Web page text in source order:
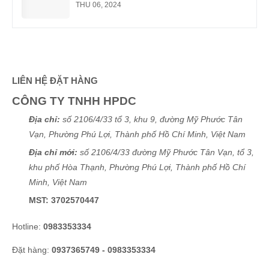
THU 06, 2024
LIÊN HỆ ĐẶT HÀNG
CÔNG TY TNHH HPDC
Địa chỉ: số 2106/4/33 tổ 3, khu 9, đường Mỹ Phước Tân
Vạn, Phường Phú Lợi, Thành phố Hồ Chí Minh, Việt Nam
Địa chỉ mới: số 2106/4/33 đường Mỹ Phước Tân Vạn, tổ 3,
khu phố Hòa Thạnh, Phường Phú Lợi, Thành phố Hồ Chí
Minh, Việt Nam
MST: 3702570447
Hotline: 0983353334
Đặt hàng: 0937365749 - 0983353334